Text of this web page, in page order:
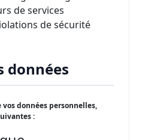
de services
de sécurité
données
données personnelles,
: